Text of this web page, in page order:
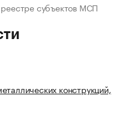
субъектов МСП
конструкций,